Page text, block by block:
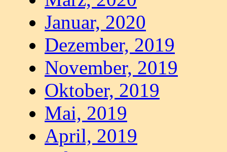
Januar, 2020
Dezember, 2019
November, 2019
Oktober, 2019
Mai, 2019
April, 2019